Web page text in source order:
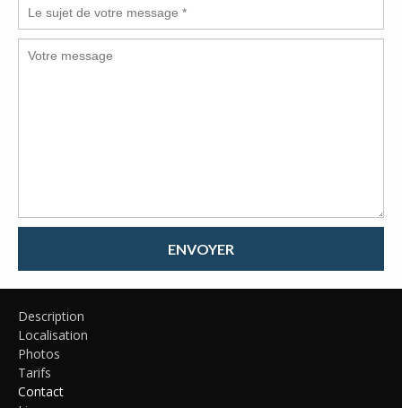
ENVOYER
Description
Localisation
Photos
Tarifs
Contact